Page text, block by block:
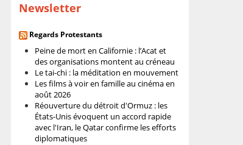
Newsletter
Regards Protestants
Peine de mort en Californie : l’Acat et
des organisations montent au créneau
Le tai-chi : la méditation en mouvement
Les films à voir en famille au cinéma en
août 2026
Réouverture du détroit d'Ormuz : les
États-Unis évoquent un accord rapide
avec l'Iran, le Qatar confirme les efforts
diplomatiques